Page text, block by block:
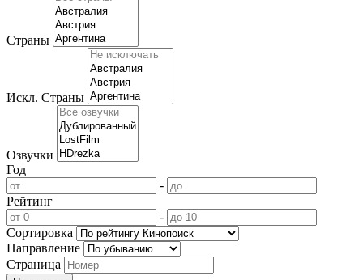
Страны
Искл. Страны
Озвучки
Год
-
Рейтинг
-
Сортировка
Направление
Страница